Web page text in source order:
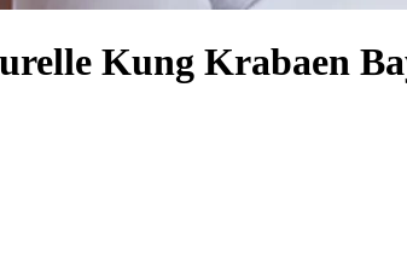
Kung Krabaen